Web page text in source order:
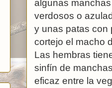
algunas
verdosos o
y unas patas con
cortejo el macho
Las hembras
sinfín de
eficaz entre la